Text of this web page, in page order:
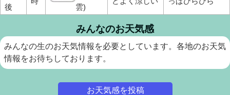
後
雲)
みんなのお天気感
みんなの生のお天気情報を必要としています。各地のお天気
情報をお待ちしております。
お天気感を投稿